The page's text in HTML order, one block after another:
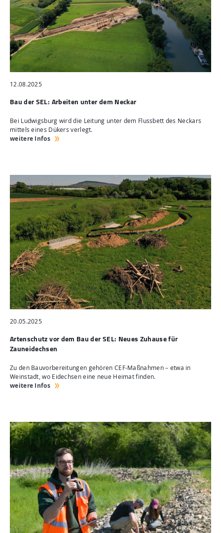
12.08.2025
Bau der SEL: Arbeiten unter dem Neckar
Bei Ludwigsburg wird die Leitung unter dem Flussbett des Neckars
mittels eines Dükers verlegt.
weitere Infos
20.05.2025
Artenschutz vor dem Bau der SEL: Neues Zuhause für
Zauneidechsen
Zu den Bauvorbereitungen gehören CEF-Maßnahmen – etwa in
Weinstadt, wo Eidechsen eine neue Heimat finden.
weitere Infos